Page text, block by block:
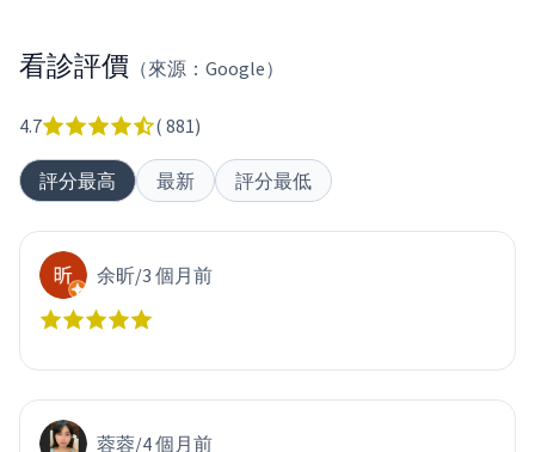
看診評價 （來源：Google）
4.7 ( 881)
評分最高 最新 評分最低
余昕/3 個月前
蓉蓉/4 個月前